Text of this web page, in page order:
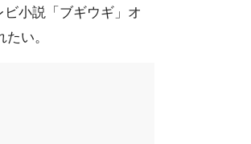
小説「ブギウギ」オ
い。